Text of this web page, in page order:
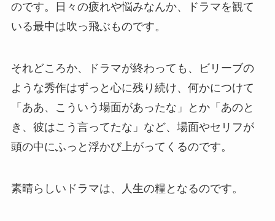
のです。日々の疲れや悩みなんか、ドラマを観て
いる最中は吹っ飛ぶものです。
それどころか、ドラマが終わっても、ビリーブの
ような秀作はずっと心に残り続け、何かにつけて
「ああ、こういう場面があったな」とか「あのと
き、彼はこう言ってたな」など、場面やセリフが
頭の中にふっと浮かび上がってくるのです。
素晴らしいドラマは、人生の糧となるのです。